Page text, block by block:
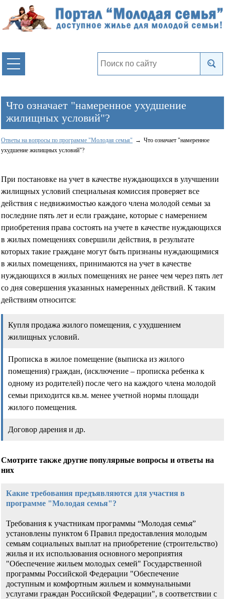
Что означает "намеренное ухудшение
жилищных условий"?
Ответы на вопросы по программе "Молодая семья"
Что означает "намеренное
ухудшение жилищных условий"?
При постановке на учет в качестве нуждающихся в улучшении
жилищных условий специальная комиссия проверяет все
действия с недвижимостью каждого члена молодой семьи за
последние пять лет и если граждане, которые с намерением
приобретения права состоять на учете в качестве нуждающихся
в жилых помещениях совершили действия, в результате
которых такие граждане могут быть признаны нуждающимися
в жилых помещениях, принимаются на учет в качестве
нуждающихся в жилых помещениях не ранее чем через пять лет
со дня совершения указанных намеренных действий. К таким
действиям относится:
Купля продажа жилого помещения, с ухудшением
жилищных условий.
Прописка в жилое помещение (выписка из жилого
помещения) граждан, (исключение – прописка ребенка к
одному из родителей) после чего на каждого члена молодой
семьи приходится кв.м. менее учетной нормы площади
жилого помещения.
Договор дарения и др.
Смотрите также другие популярные вопросы и ответы на
них
Какие требования предъявляются для участия в
программе "Молодая семья"?
Требования к участникам программы “Молодая семья”
установлены пунктом 6 Правил предоставления молодым
семьям социальных выплат на приобретение (строительство)
жилья и их использования основного мероприятия
"Обеспечение жильем молодых семей" Государственной
программы Российской Федерации "Обеспечение
доступным и комфортным жильем и коммунальными
услугами граждан Российской Федерации", в соответствии с